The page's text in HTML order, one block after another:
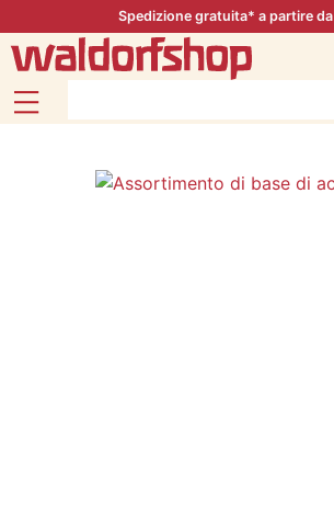
Spedizione gratuita* a partire